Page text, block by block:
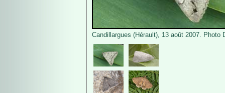
Candillargues (Hérault), 13 août 2007. Photo